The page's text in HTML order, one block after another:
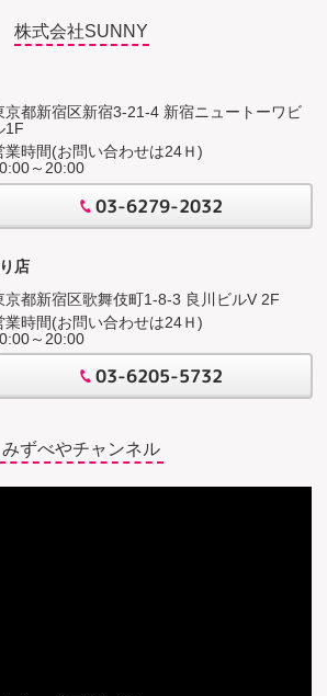
株式会社SUNNY
京都新宿区新宿3-21-4 新宿ニュートーワビ
1F
業時間(お問い合わせは24Ｈ)
～20:00
03-6279-2032
店
京都新宿区歌舞伎町1-8-3 良川ビルV 2F
業時間(お問い合わせは24Ｈ)
～20:00
03-6205-5732
みずべやチャンネル